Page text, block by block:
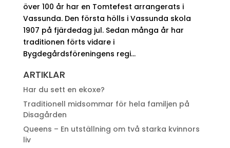
över 100 år har en Tomtefest arrangerats i
Vassunda. Den första hölls i Vassunda skola
1907 på fjärdedag jul. Sedan många år har
traditionen förts vidare i
Bygdegårdsföreningens regi...
ARTIKLAR
Har du sett en ekoxe?
Traditionell midsommar för hela familjen på
Disagården
Queens – En utställning om två starka kvinnors
liv